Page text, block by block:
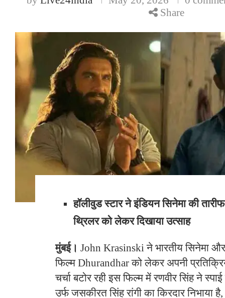
Share
हॉलीवुड स्टार ने इंडियन सिनेमा की
थ्रिलर को लेकर दिखाया उत्साह
मुंबई। John Krasinski ने भारतीय सिनेमा और
फिल्म Dhurandhar को लेकर अपनी
चर्चा बटोर रही इस फिल्म में रणवीर सिंह ने
उर्फ जसकीरत सिंह रांगी का किरदार निभाया